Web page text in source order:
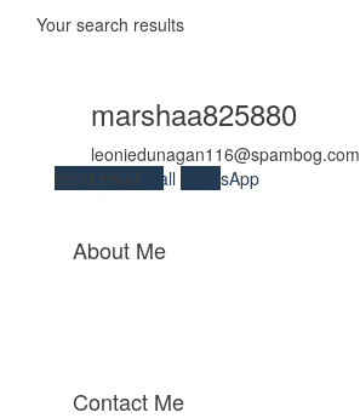
Your search results
marshaa825880
leoniedunagan116@spambog.com
Send Email
Call WhatsApp
About Me
Contact Me